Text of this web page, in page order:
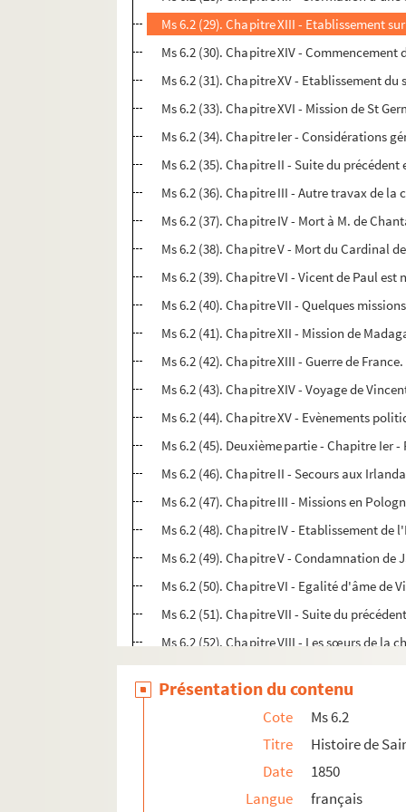
Ms 6.2 (29). Chapitre XIII - Etablissement
Ms 6.2 (30). Chapitre XIV -
Ms 6.2 (31). Chapitre XV - Etablissement
Ms 6.2 (33). Chapitre XVI - Mission de St
Ms 6.2 (34). Chapitre Ier - Considérations
Ms 6.2 (35). Chapitre II - Suite du
Ms 6.2 (36). Chapitre III - Autre travax de
Ms 6.2 (37). Chapitre IV - Mort à M. de
Ms 6.2 (38). Chapitre V - Mort du Cardinal
Ms 6.2 (39). Chapitre VI - Vicent de Paul
Ms 6.2 (40). Chapitre VII - Quelques
Ms 6.2 (41). Chapitre XII - Mission de
Ms 6.2 (42). Chapitre XIII - Guerre de
Ms 6.2 (43). Chapitre XIV - Voyage de
Ms 6.2 (44). Chapitre XV - Evènements
Ms 6.2 (45). Deuxième partie - Chapitre Ier
Ms 6.2 (46). Chapitre II - Secours aux
Ms 6.2 (47). Chapitre III - Missions en
Ms 6.2 (48). Chapitre IV - Etablissement
Ms 6.2 (49). Chapitre V - Condamnation de
Ms 6.2 (50). Chapitre VI - Egalité d'âme de
Ms 6.2 (51). Chapitre VII - Suite du
Ms 6.2 (52). Chapitre VIII - Les sœurs de la
Ms 6.2 (53). Chapitre IX - Perte d'un
Ms 6.2 (54). Chapitre X - Fondation du St
Ms 6.2 (55). Chapitre XI - Dernier temps
Ms 6.2 (56). Chapitre XII - Obsèques et
Ms 6.2 (57). Traces d'un procès-verbal
Présentation du contenu
Cote
Ms 6.2
Titre
Histoire de
Date
1850
Langue
français